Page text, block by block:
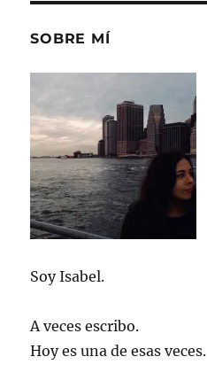
SOBRE MÍ
Soy Isabel.
A veces escribo.
Hoy es una de esas veces.